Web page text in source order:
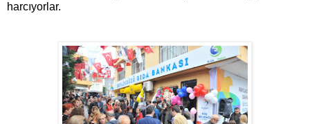
harcıyorlar.